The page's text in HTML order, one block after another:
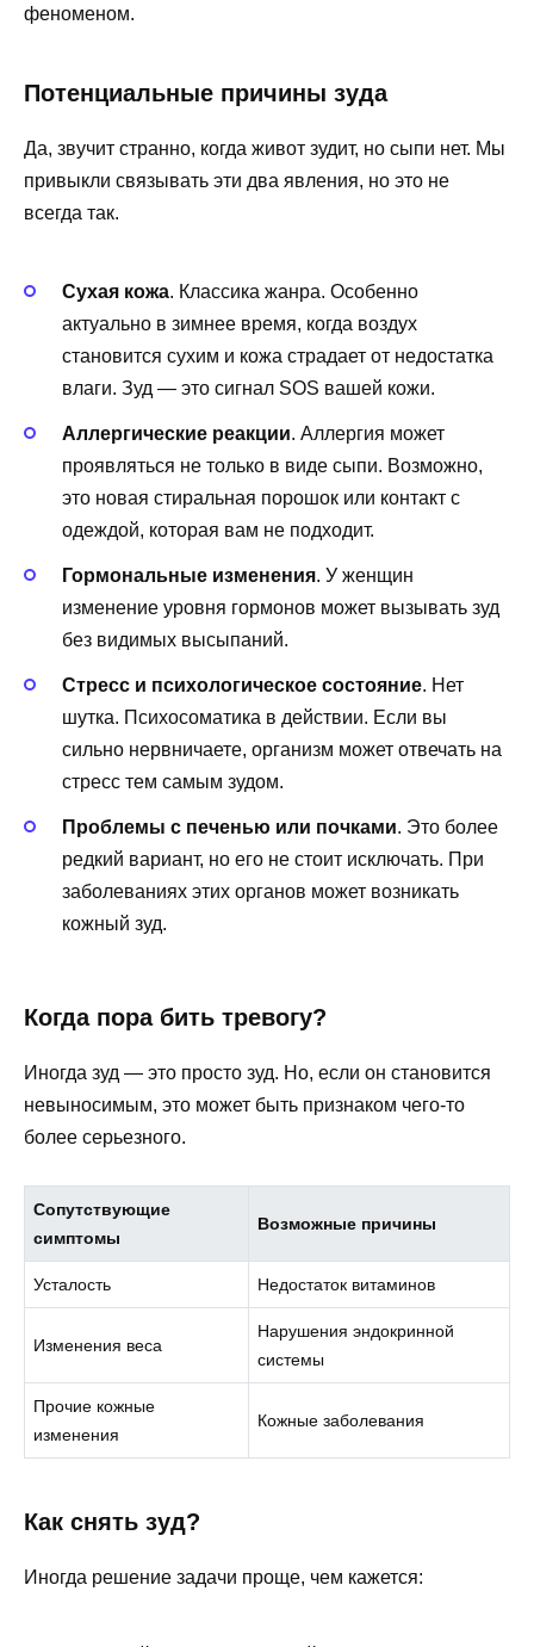
феноменом.
Потенциальные причины зуда
Да, звучит странно, когда живот зудит, но сыпи нет. Мы
привыкли связывать эти два явления, но это не
всегда так.
Сухая кожа. Классика жанра. Особенно
актуально в зимнее время, когда воздух
становится сухим и кожа страдает от недостатка
влаги. Зуд — это сигнал SOS вашей кожи.
Аллергические реакции. Аллергия может
проявляться не только в виде сыпи. Возможно,
это новая стиральная порошок или контакт с
одеждой, которая вам не подходит.
Гормональные изменения. У женщин
изменение уровня гормонов может вызывать зуд
без видимых высыпаний.
Стресс и психологическое состояние. Нет
шутка. Психосоматика в действии. Если вы
сильно нервничаете, организм может отвечать на
стресс тем самым зудом.
Проблемы с печенью или почками. Это более
редкий вариант, но его не стоит исключать. При
заболеваниях этих органов может возникать
кожный зуд.
Когда пора бить тревогу?
Иногда зуд — это просто зуд. Но, если он становится
невыносимым, это может быть признаком чего-то
более серьезного.
Сопутствующие
симптомы
Возможные причины
Усталость Недостаток витаминов
Изменения веса
Нарушения эндокринной
системы
Прочие кожные
изменения
Кожные заболевания
Как снять зуд?
Иногда решение задачи проще, чем кажется: